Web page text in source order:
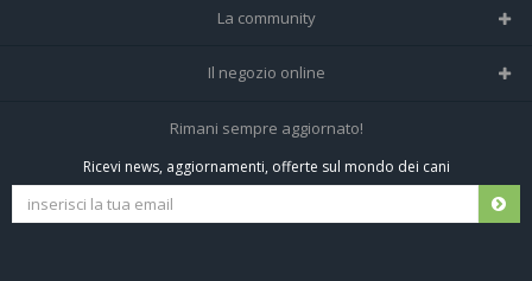
Tutte le razze
La community
Home
Tutti i cani iscritti
Il negozio online
Negozio per cani
Spedizioni e resi
Rimani sempre aggiornato!
Ricevi news, aggiornamenti, offerte sul mondo dei cani